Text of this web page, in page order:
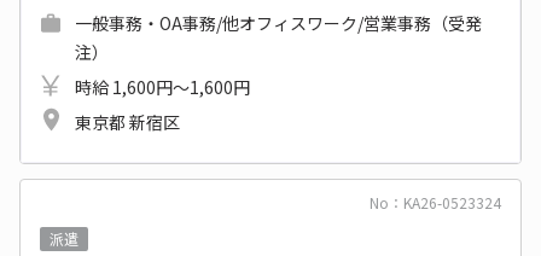
一般事務・OA事務/他オフィスワーク/営業事務（受発
注）
時給 1,600円～1,600円
東京都 新宿区
No：KA26-0523324
派遣